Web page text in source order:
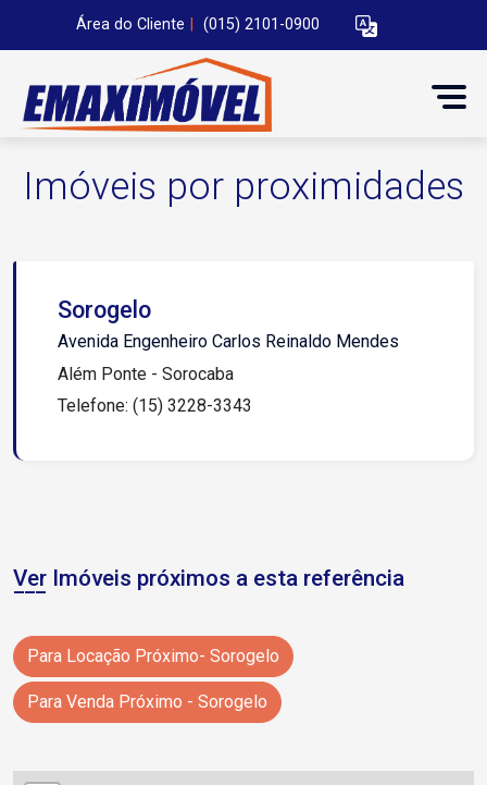
Área do Cliente (015) 2101-0900
Imóveis por proximidades
Sorogelo
Avenida Engenheiro Carlos Reinaldo Mendes
Além Ponte - Sorocaba
Telefone: (15) 3228-3343
Ver Imóveis próximos a esta referência
Para Locação Próximo- Sorogelo
Para Venda Próximo - Sorogelo